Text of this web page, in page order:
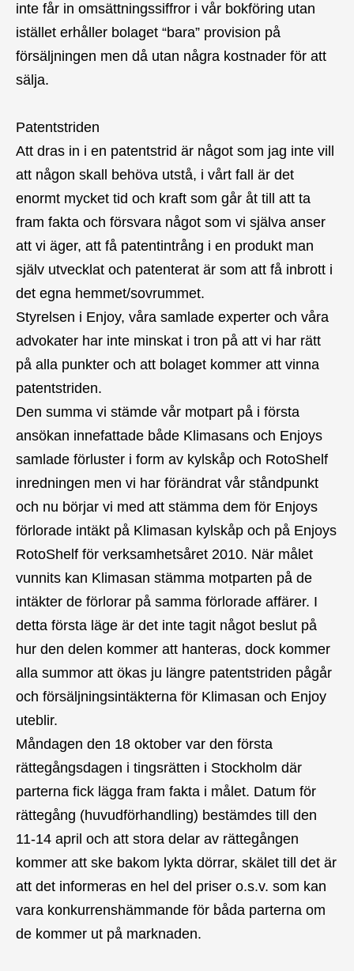
inte får in omsättningssiffror i vår bokföring utan
istället erhåller bolaget “bara” provision på
försäljningen men då utan några kostnader för att
sälja.
Patentstriden
Att dras in i en patentstrid är något som jag inte vill
att någon skall behöva utstå, i vårt fall är det
enormt mycket tid och kraft som går åt till att ta
fram fakta och försvara något som vi själva anser
att vi äger, att få patentintrång i en produkt man
själv utvecklat och patenterat är som att få inbrott i
det egna hemmet/sovrummet.
Styrelsen i Enjoy, våra samlade experter och våra
advokater har inte minskat i tron på att vi har rätt
på alla punkter och att bolaget kommer att vinna
patentstriden.
Den summa vi stämde vår motpart på i första
ansökan innefattade både Klimasans och Enjoys
samlade förluster i form av kylskåp och RotoShelf
inredningen men vi har förändrat vår ståndpunkt
och nu börjar vi med att stämma dem för Enjoys
förlorade intäkt på Klimasan kylskåp och på Enjoys
RotoShelf för verksamhetsåret 2010. När målet
vunnits kan Klimasan stämma motparten på de
intäkter de förlorar på samma förlorade affärer. I
detta första läge är det inte tagit något beslut på
hur den delen kommer att hanteras, dock kommer
alla summor att ökas ju längre patentstriden pågår
och försäljningsintäkterna för Klimasan och Enjoy
uteblir.
Måndagen den 18 oktober var den första
rättegångsdagen i tingsrätten i Stockholm där
parterna fick lägga fram fakta i målet. Datum för
rättegång (huvudförhandling) bestämdes till den
11-14 april och att stora delar av rättegången
kommer att ske bakom lykta dörrar, skälet till det är
att det informeras en hel del priser o.s.v. som kan
vara konkurrenshämmande för båda parterna om
de kommer ut på marknaden.